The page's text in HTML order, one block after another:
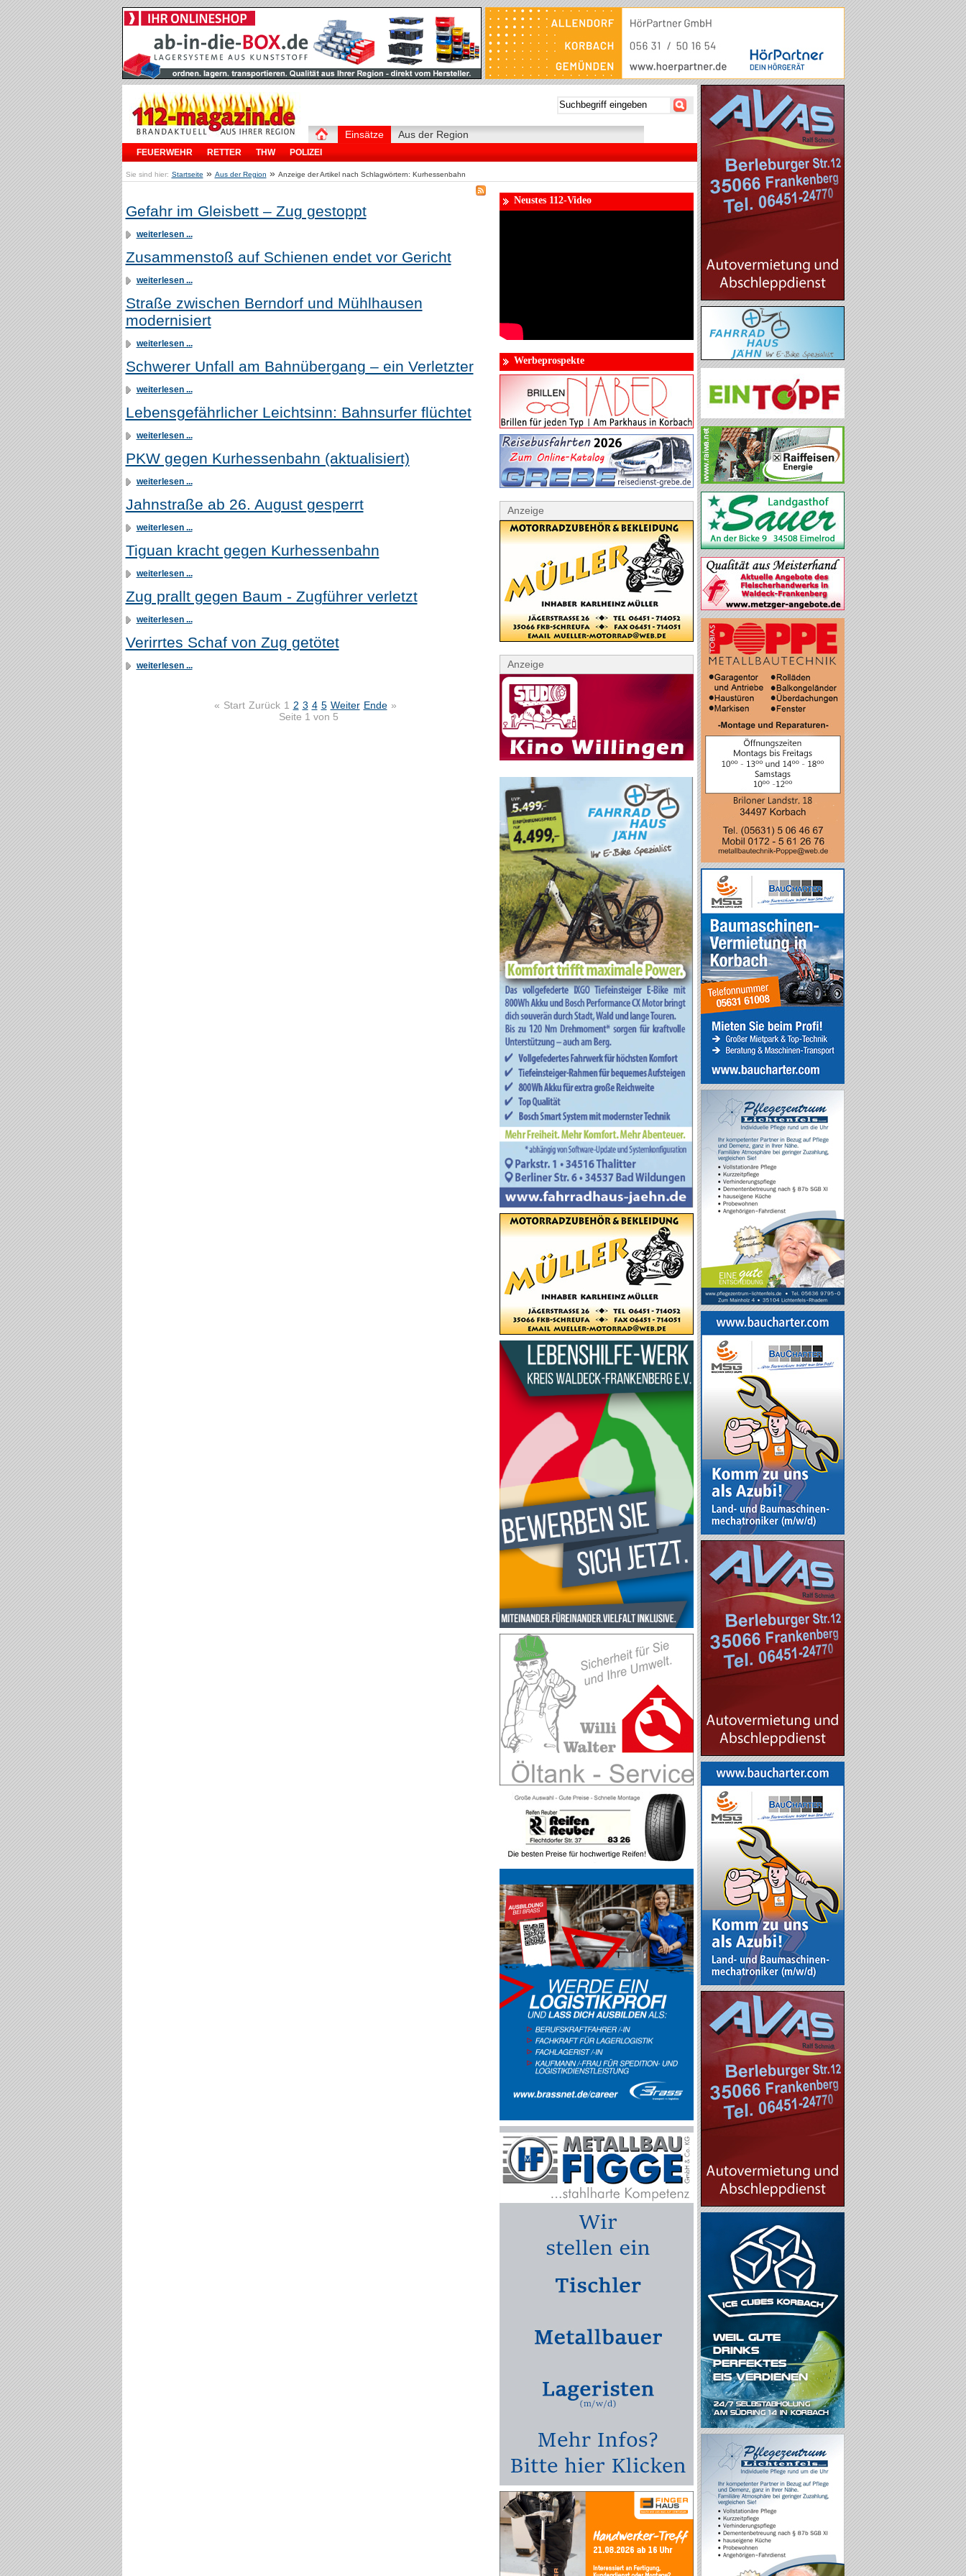
Einsätze
FEUERWEHR RETTER THW POLIZEI
Aus der Region
Sie sind hier: Startseite » Aus der Region » Anzeige der Artikel nach Schlagwörtern: Kurhessenbahn
Gefahr im Gleisbett – Zug gestoppt
weiterlesen ...
Zusammenstoß auf Schienen endet vor Gericht
weiterlesen ...
Straße zwischen Berndorf und Mühlhausen
modernisiert
weiterlesen ...
Schwerer Unfall am Bahnübergang – ein Verletzter
weiterlesen ...
Lebensgefährlicher Leichtsinn: Bahnsurfer flüchtet
weiterlesen ...
PKW gegen Kurhessenbahn (aktualisiert)
weiterlesen ...
Jahnstraße ab 26. August gesperrt
weiterlesen ...
Tiguan kracht gegen Kurhessenbahn
weiterlesen ...
Zug prallt gegen Baum - Zugführer verletzt
weiterlesen ...
Verirrtes Schaf von Zug getötet
weiterlesen ...
« Start Zurück 1 2 3 4 5 Weiter Ende »
Seite 1 von 5
Neustes 112-Video
Werbeprospekte
Anzeige
Anzeige